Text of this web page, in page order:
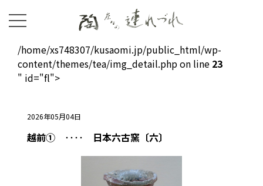
/home/xs748307/kusaomi.jp/public_html/wp-
content/themes/tea/img_detail.php on line 23
" id="fl">
2026年05月04日
越前① ‥‥ 日本六古窯〔六〕